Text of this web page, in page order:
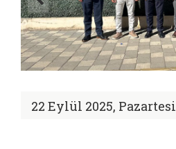
22 Eylül 2025, Pazartesi